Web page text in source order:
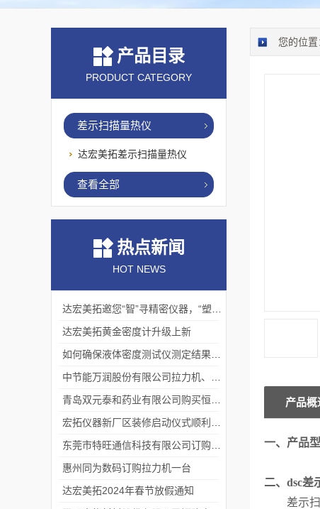
您的位置
产品概
一、 产品
二、 dsc差
差示
产品目录
PRODUCT CATEGORY
差示扫描量热仪
达宏美拓差示扫描量热仪
查看全部
热点新闻
HOT NEWS
达宏美拓黄金密度计升级上新
惠州同为数码订购拉力机一台
达宏美拓2024年春节放假通知